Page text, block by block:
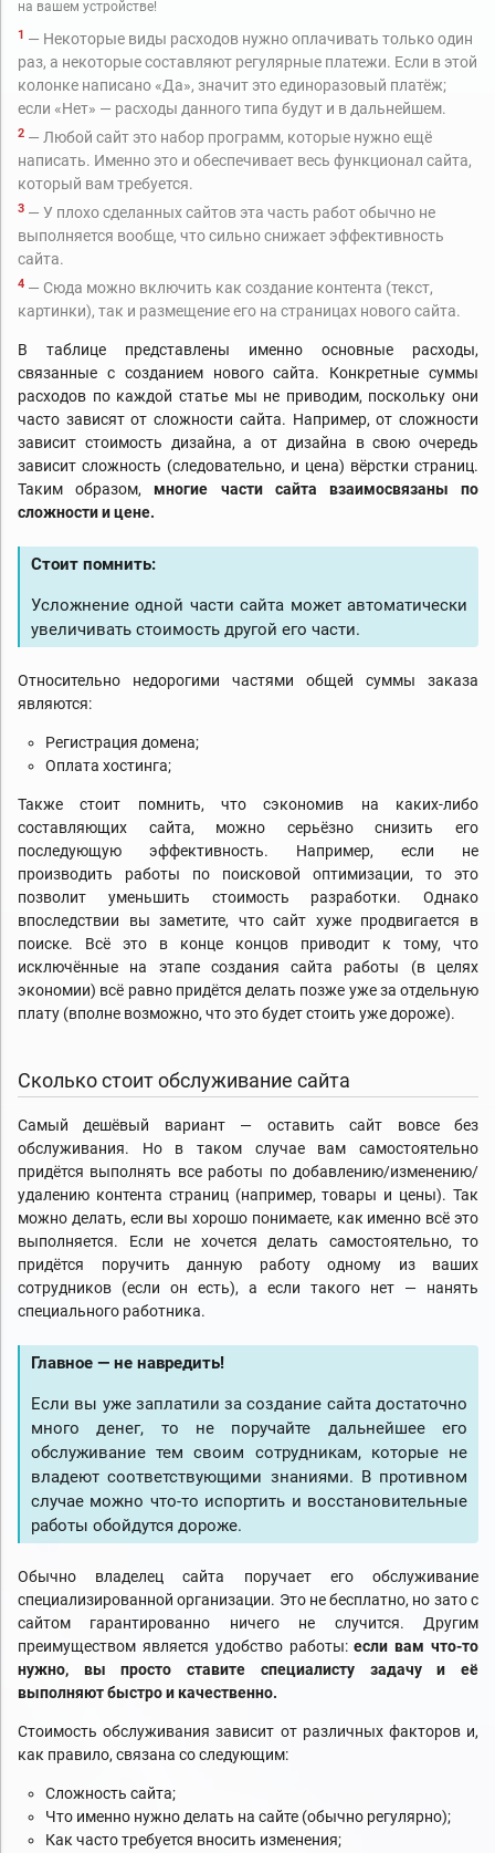
на вашем устройстве!
1 — Некоторые виды расходов нужно оплачивать только один
раз, а некоторые составляют регулярные платежи. Если в этой
колонке написано «Да», значит это единоразовый платёж;
если «Нет» — расходы данного типа будут и в дальнейшем.
2 — Любой сайт это набор программ, которые нужно ещё
написать. Именно это и обеспечивает весь функционал сайта,
который вам требуется.
3 — У плохо сделанных сайтов эта часть работ обычно не
выполняется вообще, что сильно снижает эффективность
сайта.
4 — Сюда можно включить как создание контента (текст,
картинки), так и размещение его на страницах нового сайта.
В таблице представлены именно основные расходы,
связанные с созданием нового сайта. Конкретные суммы
расходов по каждой статье мы не приводим, поскольку они
часто зависят от сложности сайта. Например, от сложности
зависит стоимость дизайна, а от дизайна в свою очередь
зависит сложность (следовательно, и цена) вёрстки страниц.
Таким образом,многие части сайта взаимосвязаны по
сложности и цене.
Стоит помнить:
Усложнение одной части сайта может автоматически
увеличивать стоимость другой его части.
Относительно недорогими частями общей суммы заказа
являются:
Регистрация домена;
Оплата хостинга;
Также стоит помнить, что сэкономив на каких-либо
составляющих сайта, можно серьёзно снизить его
последующую эффективность. Например, если не
производить работы по поисковой оптимизации, то это
позволит уменьшить стоимость разработки. Однако
впоследствии вы заметите, что сайт хуже продвигается в
поиске. Всё это в конце концов приводит к тому, что
исключённые на этапе создания сайта работы (в целях
экономии) всё равно придётся делать позже уже за отдельную
плату (вполне возможно, что это будет стоить уже дороже).
Сколько стоит обслуживание сайта
Самый дешёвый вариант — оставить сайт вовсе без
обслуживания. Но в таком случае вам самостоятельно
придётся выполнять все работы по добавлению/изменению/
удалению контента страниц (например, товары и цены). Так
можно делать, если вы хорошо понимаете, как именно всё это
выполняется. Если не хочется делать самостоятельно, то
придётся поручить данную работу одному из ваших
сотрудников (если он есть), а если такого нет — нанять
специального работника.
Главное — не навредить!
Если вы уже заплатили за создание сайта достаточно
много денег, то не поручайте дальнейшее его
обслуживание тем своим сотрудникам, которые не
владеют соответствующими знаниями. В противном
случае можно что-то испортить и восстановительные
работы обойдутся дороже.
Обычно владелец сайта поручает его обслуживание
специализированной организации. Это не бесплатно, но зато с
сайтом гарантированно ничего не случится. Другим
преимуществом является удобство работы:если вам что-то
нужно, вы просто ставите специалисту задачу и её
выполняют быстро и качественно.
Стоимость обслуживания зависит от различных факторов и,
как правило, связана со следующим:
Сложность сайта;
Что именно нужно делать на сайте (обычно регулярно);
Как часто требуется вносить изменения;